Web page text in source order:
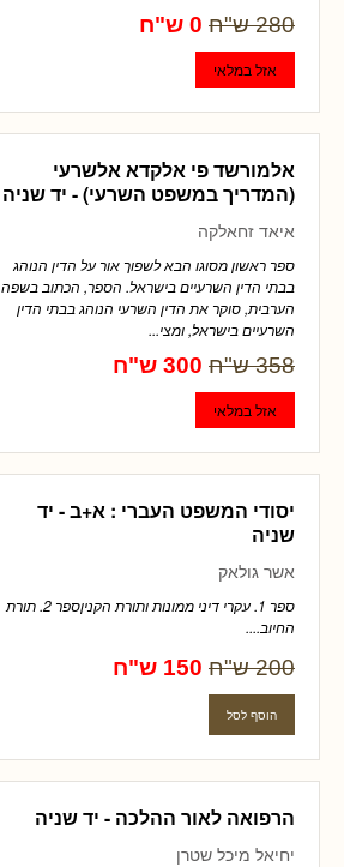
280 ש"ח 0 ש"ח
אלמורשד פי אלקדא אלשרעי
(המדריך במשפט השרעי) - יד שניה
איאד זחאלקה
ספר ראשון מסוגו הבא לשפוך אור על הדין הנוהג
בבתי הדין השרעיים בישראל. הספר, הכתוב בשפה
הערבית, סוקר את הדין השרעי הנוהג בבתי הדין
השרעיים בישראל, ומצי...
358 ש"ח 300 ש"ח
יסודי המשפט העברי : א+ב - יד
שניה
אשר גולאק
ספר 1. עקרי דיני ממונות ותורת הקניןספר 2. תורת
החיוב....
200 ש"ח 150 ש"ח
הרפואה לאור ההלכה - יד שניה
יחיאל מיכל שטרן